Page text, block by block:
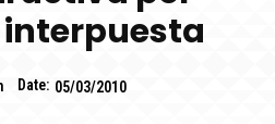
Date: 05/03/2010